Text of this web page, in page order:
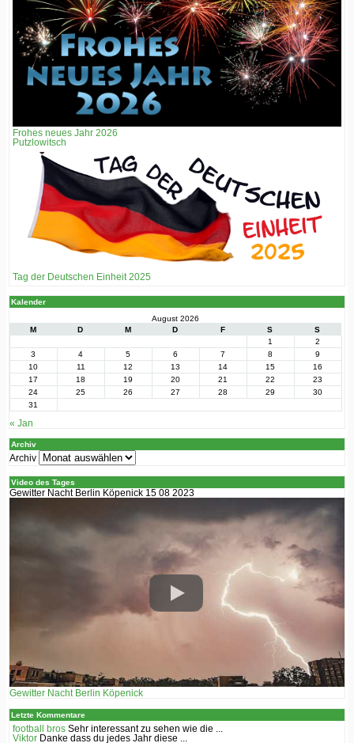
Frohes neues Jahr 2026
Putzlowitsch
Tag der Deutschen Einheit 2025
Kalender
August 2026
M
D M D F S
S
1
2
3
4 5 6 7 8
9
10
11 12 13 14 15
16
17
18 19 20 21 22
23
24
25 26 27 28 29
30
31
« Jan
Archiv
Archiv
Video des Tages
Gewitter Nacht Berlin Köpenick 15 08 2023
Gewitter Nacht Berlin Köpenick
Letzte Kommentare
football bros Sehr interessant zu sehen wie die ...
Viktor Danke dass du jedes Jahr diese ...